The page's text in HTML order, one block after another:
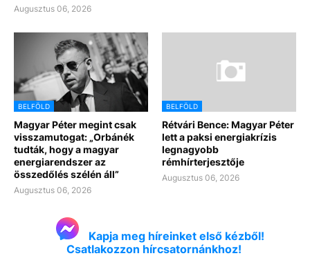
Augusztus 06, 2026
BELFÖLD
Magyar Péter megint csak
visszamutogat: „Orbánék
tudták, hogy a magyar
energiarendszer az
összedőlés szélén áll”
Augusztus 06, 2026
BELFÖLD
Rétvári Bence: Magyar Péter
lett a paksi energiakrízis
legnagyobb
rémhírterjesztője
Augusztus 06, 2026
Kapja meg híreinket első kézből!
Csatlakozzon hírcsatornánkhoz!